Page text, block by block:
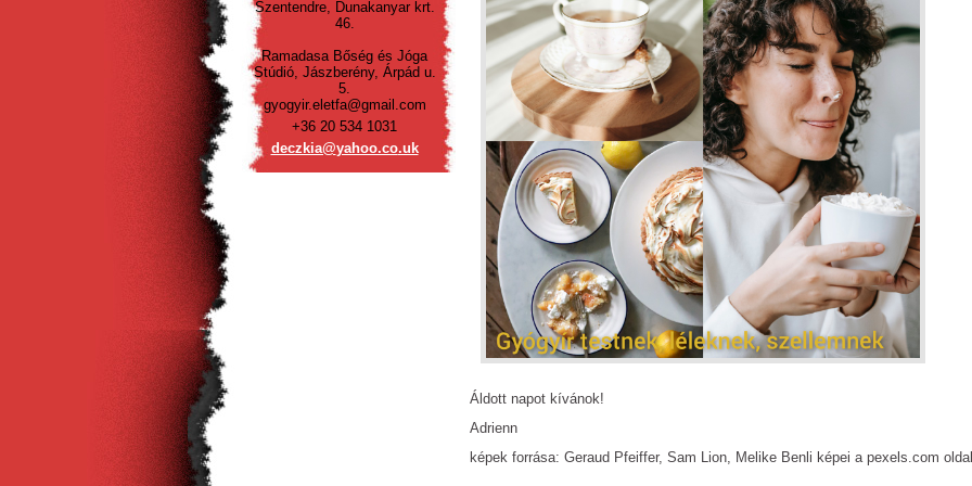
Áldott napot kívánok!
Adrienn
képek forrása: Geraud Pfeiffer, Sam Lion, Melike Benli képei a pexels.com
Szentendre, Dunakanyar krt.
46.
Ramadasa Bőség és Jóga
Stúdió, Jászberény, Árpád u.
5.
gyogyir.eletfa@gmail.com
+36 20 534 1031
deczkia@yahoo.co.uk